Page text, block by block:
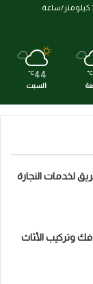
℃
44
℃
السبت
لخدمات النجارة
وتركيب الأثاث